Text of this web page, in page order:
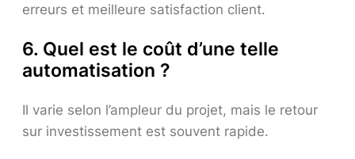
erreurs et meilleure satisfaction client.
6. Quel est le coût d’une telle
automatisation ?
Il varie selon l’ampleur du projet, mais le retour
sur investissement est souvent rapide.